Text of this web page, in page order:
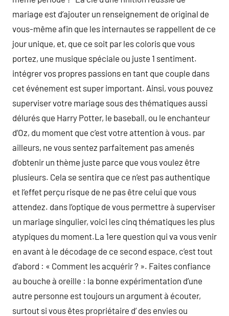
mariage est d’ajouter un renseignement de original de
vous-même afin que les internautes se rappellent de ce
jour unique, et, que ce soit par les coloris que vous
portez, une musique spéciale ou juste 1 sentiment.
intégrer vos propres passions en tant que couple dans
cet événement est super important. Ainsi, vous pouvez
superviser votre mariage sous des thématiques aussi
délurés que Harry Potter, le baseball, ou le enchanteur
d’Oz, du moment que c’est votre attention à vous. par
ailleurs, ne vous sentez parfaitement pas amenés
d’obtenir un thème juste parce que vous voulez être
plusieurs. Cela se sentira que ce n’est pas authentique
et l’effet perçu risque de ne pas être celui que vous
attendez. dans l’optique de vous permettre à superviser
un mariage singulier, voici les cinq thématiques les plus
atypiques du moment.La 1ere question qui va vous venir
en avant à le décodage de ce second espace, c’est tout
d’abord : « Comment les acquérir ? ». Faites confiance
au bouche à oreille : la bonne expérimentation d’une
autre personne est toujours un argument à écouter,
surtout si vous êtes propriétaire d’ des envies ou